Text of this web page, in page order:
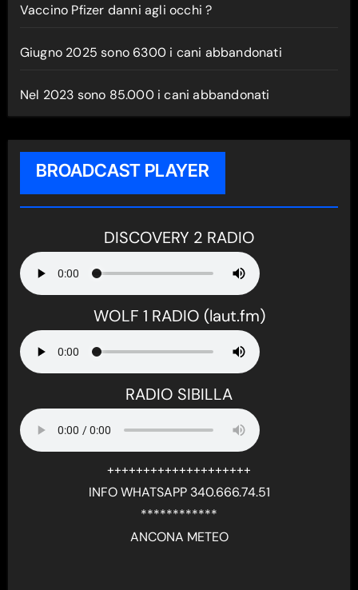
Vaccino Pfizer danni agli occhi ?
Giugno 2025 sono 6300 i cani abbandonati
Nel 2023 sono 85.000 i cani abbandonati
BROADCAST PLAYER
DISCOVERY 2 RADIO
WOLF 1 RADIO (laut.fm)
RADIO SIBILLA
++++++++++++++++++++
INFO WHATSAPP 340.666.74.51
************
ANCONA METEO